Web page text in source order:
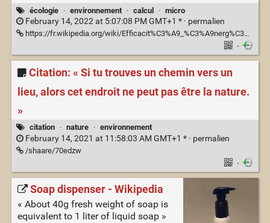
écologie · environnement · calcul · micro
February 14, 2022 at 5:07:08 PM GMT+1 * · permalien
https://fr.wikipedia.org/wiki/Efficacit%C3%A9_%C3%A9nerg%C3%A9tique_dans_les_transports
·
Citation: « Si tu trouves un chemin vers un
lieu, alors cet endroit ne peut pas être la nature.
»
citation · nature · environnement
February 14, 2021 at 11:58:03 AM GMT+1 * · permalien
/shaare/70edzw
·
Soap dispenser - Wikipedia
« About 40g fresh weight of soap is
equivalent to 1 liter of liquid soap »